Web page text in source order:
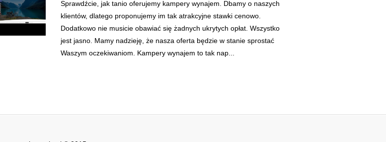
Sprawdźcie, jak tanio oferujemy kampery wynajem. Dbamy o naszych
klientów, dlatego proponujemy im tak atrakcyjne stawki cenowo.
Dodatkowo nie musicie obawiać się żadnych ukrytych opłat. Wszystko
jest jasno. Mamy nadzieję, że nasza oferta będzie w stanie sprostać
Waszym oczekiwaniom. Kampery wynajem to tak nap...